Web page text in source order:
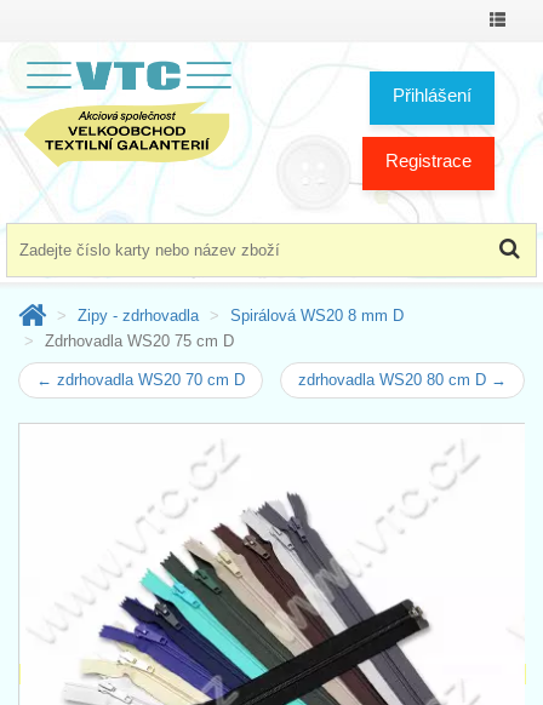
Přihlášení
Registrace
Zipy - zdrhovadla
Spirálová WS20 8 mm D
Zdrhovadla WS20 75 cm D
← zdrhovadla WS20 70 cm D zdrhovadla WS20 80 cm D →